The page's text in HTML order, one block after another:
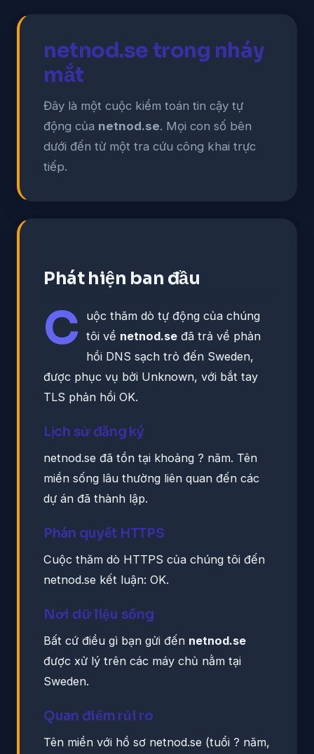
netnod.se trong nháy
mắt
Đây là một cuộc kiểm toán tin cậy tự
động của netnod.se. Mọi con số bên
dưới đến từ một tra cứu công khai trực
tiếp.
Phát hiện ban đầu
C uộc thăm dò tự động của chúng
tôi về netnod.se đã trả về phản
hồi DNS sạch trỏ đến Sweden,
được phục vụ bởi Unknown, với bắt tay
TLS phản hồi OK.
Lịch sử đăng ký
netnod.se đã tồn tại khoảng ? năm. Tên
miền sống lâu thường liên quan đến các
dự án đã thành lập.
Phán quyết HTTPS
Cuộc thăm dò HTTPS của chúng tôi đến
netnod.se kết luận: OK.
Nơi dữ liệu sống
Bất cứ điều gì bạn gửi đến netnod.se
được xử lý trên các máy chủ nằm tại
Sweden.
Quan điểm rủi ro
Tên miền với hồ sơ netnod.se (tuổi ? năm,